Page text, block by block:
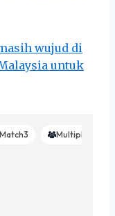
wujud di
untuk